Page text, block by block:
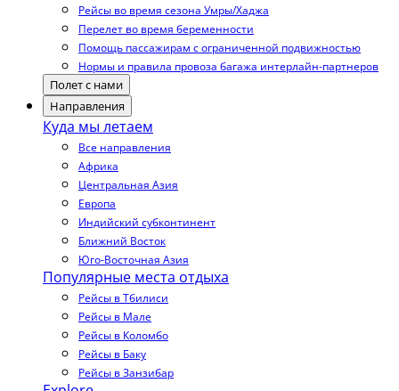
Рейсы во время сезона Умры/Хаджа
Перелет во время беременности
Помощь пассажирам с ограниченной подвижностью
Нормы и правила провоза багажа интерлайн-партнеров
Полет с нами
Направления
Куда мы летаем
Все направления
Африка
Центральная Азия
Европа
Индийский субконтинент
Ближний Восток
Юго-Восточная Азия
Популярные места отдыха
Рейсы в Тбилиси
Рейсы в Мале
Рейсы в Коломбо
Рейсы в Баку
Рейсы в Занзибар